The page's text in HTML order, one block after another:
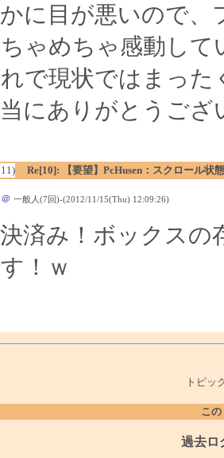
に目が悪いので、
ゃめちゃ感動して
で現状ではまっ
にありがとうござ
Re[10]: 【要望】PcHusen：スクロール状
＠ 一般人(7回)-(2012/11/15(Thu) 12:09:26)
済み！ボックスの
！ｗ
トピッ
こ
過去ロ